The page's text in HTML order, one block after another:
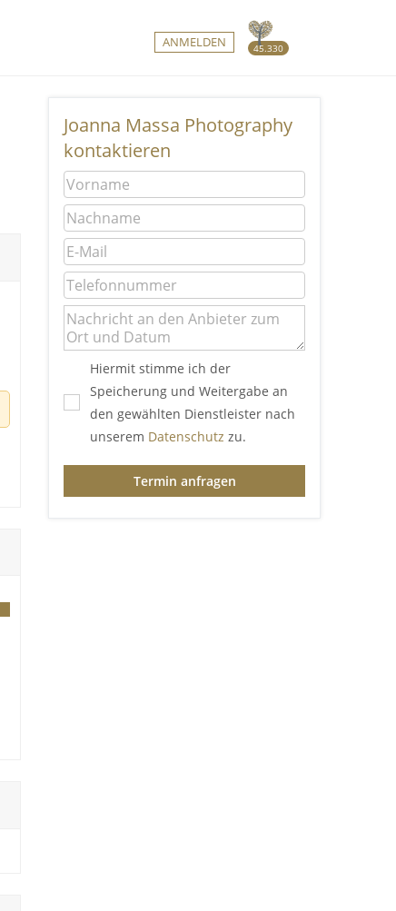
45.330
ANMELDEN
Joanna Massa Photography
kontaktieren
Hiermit stimme ich der
Speicherung und Weitergabe an
den gewählten Dienstleister nach
unserem Datenschutz zu.
Termin anfragen